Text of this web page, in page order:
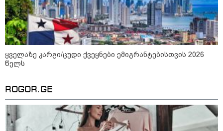
09:05 / 07-08-2026
მკვლელობა პირდაპირ ეთერში:
ცნობილ "ტიკტოკერს" ლაივის
დროს ესროლეს, ის ადგილზე
გარდაიცვალა - რას ამბობს
მომხდარზე მექსიკის პოლიცია
დონალდ ტრამპის სიტყვით
გამოსვლისას დამსწრეები
სახალისო შემთხვევის მოწმენი
გახდნენ
ყველაზე კარგი/ცუდი ქვეყნები ემიგრანტებისთვის 2026
წელს
ROGOR.GE